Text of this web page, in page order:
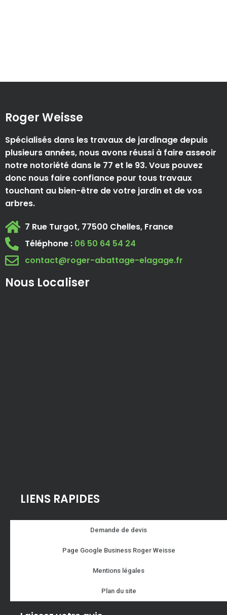
Roger Weisse
Spécialisés dans les travaux de jardinage depuis
plusieurs années, nous avons réussi à faire asseoir
notre notoriété dans le 77 et le 93. Vous pouvez
donc nous faire confiance pour tous travaux
touchant au bien-être de votre jardin et de vos
arbres.
7 Rue Turgot, 77500 Chelles, France
Téléphone : 06 50 64 54 24
contact@roger-abattage-elagage.fr
Nous Localiser
LIENS RAPIDES
Demande de devis
Page Google Business Roger Weisse
Mentions légales
Plan du site